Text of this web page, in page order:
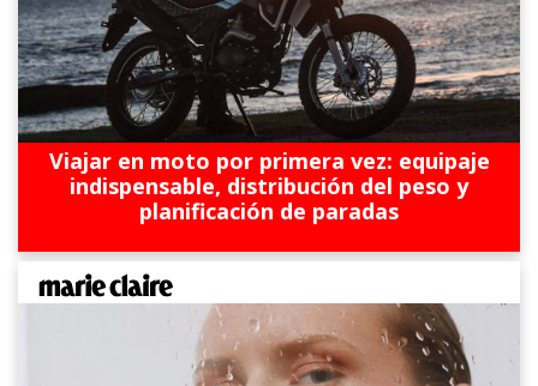
Viajar en moto por primera vez: equipaje
indispensable, distribución del peso y
planificación de paradas